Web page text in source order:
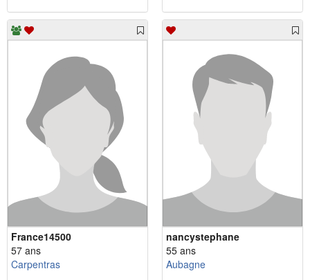
France14500
57 ans
Carpentras
nancystephane
55 ans
Aubagne